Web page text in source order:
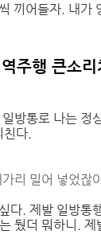
끼어들자. 내가
주행 큰소
방통로 나는 정
친다.
리 밀어 넣었잖
다. 제발 일방통
뒀더 뭐하니.